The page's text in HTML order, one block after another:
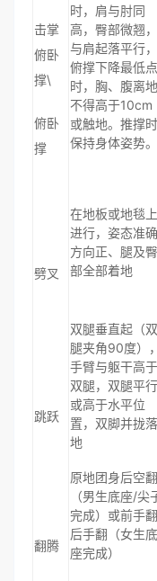
击掌
俯卧
撑\
俯卧
撑
时，肩与肘同
高，臀部微翘，
与肩起落平行，
俯撑下降最低点
时，胸、腹离地
不得高于10cm
或触地。推撑时
保持身体姿势。
劈叉
在地板或地毯上
进行，姿态准确
方向正、腿及臀
部全部着地
跳跃
双腿垂直起（双
腿夹角90度），
手臂与躯干高于
双腿，双腿平行
或高于水平位
置，双脚并拢落
地
翻腾
原地团身后空翻
（男生底座/尖
完成）或前手
后手翻（女生底
座完成）